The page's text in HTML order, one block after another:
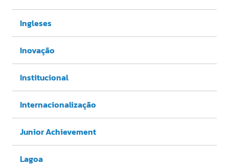
Ingleses
Inovação
Institucional
Internacionalização
Junior Achievement
Lagoa